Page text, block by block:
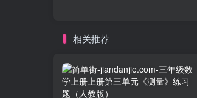
相关推荐